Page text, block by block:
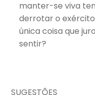
manter-se viva
derrotar o exército
única coisa que
sentir?
SUGESTÕES